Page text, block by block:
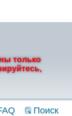
только
Поиск